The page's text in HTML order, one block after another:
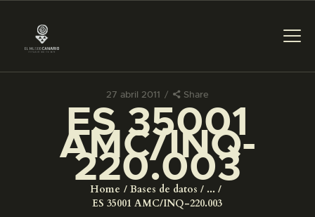
27 abril 2011 Share
ES 35001
AMC/INQ-
220.003
Home Bases de datos
...
ES 35001 AMC/INQ-220.003
PREPARAR LA VISITA
ACTIVIDADES